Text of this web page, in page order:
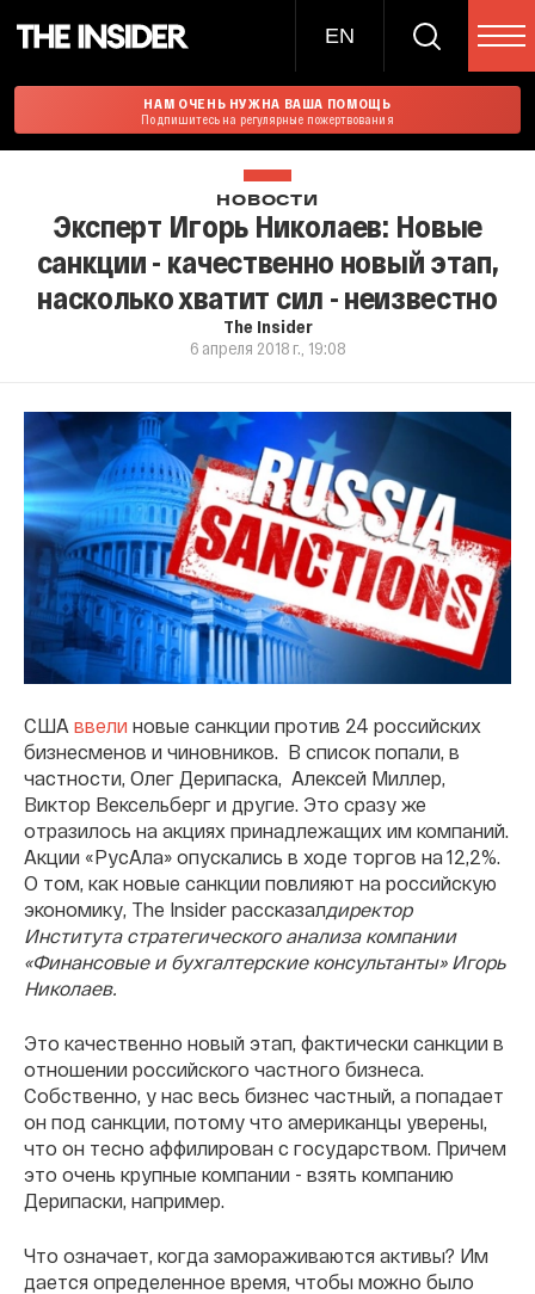
EN
НАМ ОЧЕНЬ НУЖНА ВАША ПОМОЩЬ
Подпишитесь на регулярные пожертвования
НОВОСТИ
Эксперт Игорь Николаев: Новые
санкции - качественно новый этап,
насколько хватит сил - неизвестно
The Insider
6 апреля 2018 г., 19:08
США ввели новые санкции против 24 российских
бизнесменов и чиновников. В список попали, в
частности, Олег Дерипаска, Алексей Миллер,
Виктор Вексельберг и другие. Это сразу же
отразилось на акциях принадлежащих им компаний.
Акции «РусАла» опускались в ходе торгов на 12,2%.
О том, как новые санкции повлияют на российскую
экономику, The Insider рассказалдиректор
Института стратегического анализа компании
«Финансовые и бухгалтерские консультанты» Игорь
Николаев.
Это качественно новый этап, фактически санкции в
отношении российского частного бизнеса.
Собственно, у нас весь бизнес частный, а попадает
он под санкции, потому что американцы уверены,
что он тесно аффилирован с государством. Причем
это очень крупные компании - взять компанию
Дерипаски, например.
Что означает, когда замораживаются активы? Им
дается определенное время, чтобы можно было